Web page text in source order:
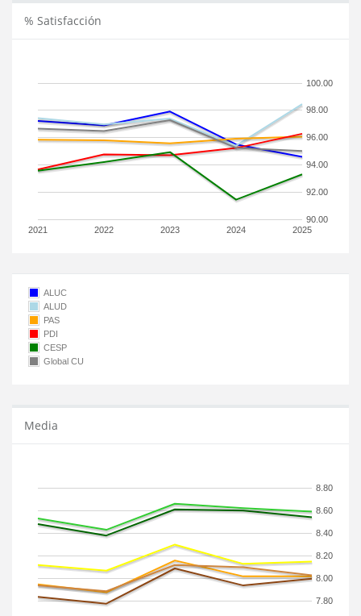
% Satisfacción
2021 2022 2023 2024 2025
90.00
92.00
94.00
96.00
98.00
100.00
ALUC
ALUD
PAS
PDI
CESP
Global CU
Media
7.80
8.00
8.20
8.40
8.60
8.80